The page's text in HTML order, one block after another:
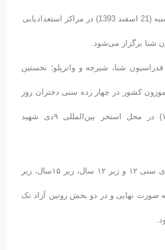
رده سنی دختران روز پنجشنبه (21 اسفند 1393) در مراکز استعدادیابی
شنا برگزار می‌شود.
شنا، شیرجه و واترپلو؛ نخستین
کشور در چهار رده سنی دختران روز
پنجشنبه (۲۱ اسفند ۱۳۹۳) در محل استخر بین‌المللی ۹دی شهید
این مسابقات برای رده های سنی ۱۲ و زیر ۱۲ سال، زیر ۱۵سال، زیر
بالا به صورت نهایی و در دو بخش روتین آزاد تک